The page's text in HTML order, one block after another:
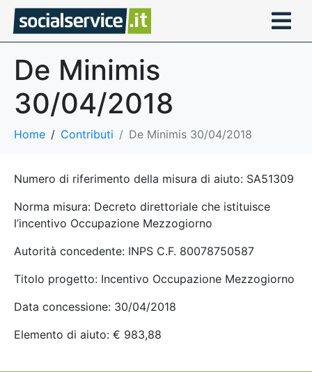
De Minimis
30/04/2018
Home Contributi De Minimis 30/04/2018
Numero di riferimento della misura di aiuto: SA51309
Norma misura: Decreto direttoriale che istituisce
l’incentivo Occupazione Mezzogiorno
Autorità concedente: INPS C.F. 80078750587
Titolo progetto: Incentivo Occupazione Mezzogiorno
Data concessione: 30/04/2018
Elemento di aiuto: € 983,88